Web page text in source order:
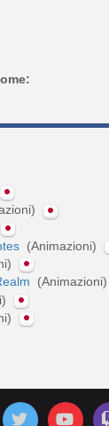
(Animazioni)
(Animazioni)